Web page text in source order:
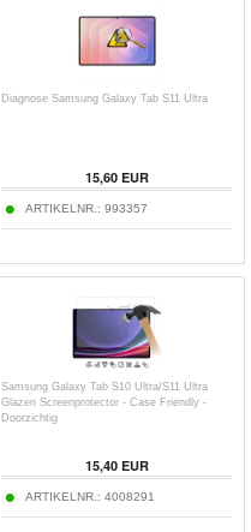
Diagnose Samsung Galaxy Tab S11 Ultra
15,60EUR
ARTIKELNR.: 993357
Samsung Galaxy Tab S10 Ultra/S11 Ultra
Glazen Screenprotector - Case Friendly -
Doorzichtig
15,40EUR
ARTIKELNR.: 4008291